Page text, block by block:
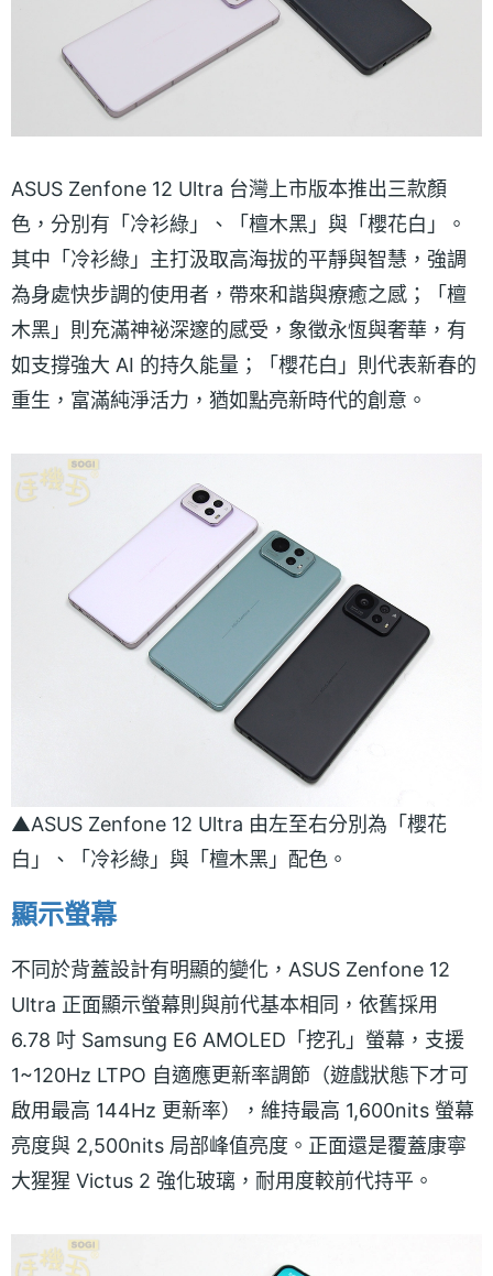
ASUS Zenfone 12 Ultra 台灣上市版本推出三款顏
色，分別有「冷衫綠」、「檀木黑」與「櫻花白」。
其中「冷衫綠」主打汲取高海拔的平靜與智慧，強調
為身處快步調的使用者，帶來和諧與療癒之感；「檀
木黑」則充滿神祕深邃的感受，象徵永恆與奢華，有
如支撐強大 AI 的持久能量；「櫻花白」則代表新春的
重生，富滿純淨活力，猶如點亮新時代的創意。
▲ASUS Zenfone 12 Ultra 由左至右分別為「櫻花
白」、「冷衫綠」與「檀木黑」配色。
顯示螢幕
不同於背蓋設計有明顯的變化，ASUS Zenfone 12
Ultra 正面顯示螢幕則與前代基本相同，依舊採用
6.78 吋 Samsung E6 AMOLED「挖孔」螢幕，支援
1~120Hz LTPO 自適應更新率調節（遊戲狀態下才可
啟用最高 144Hz 更新率），維持最高 1,600nits 螢幕
亮度與 2,500nits 局部峰值亮度。正面還是覆蓋康寧
大猩猩 Victus 2 強化玻璃，耐用度較前代持平。